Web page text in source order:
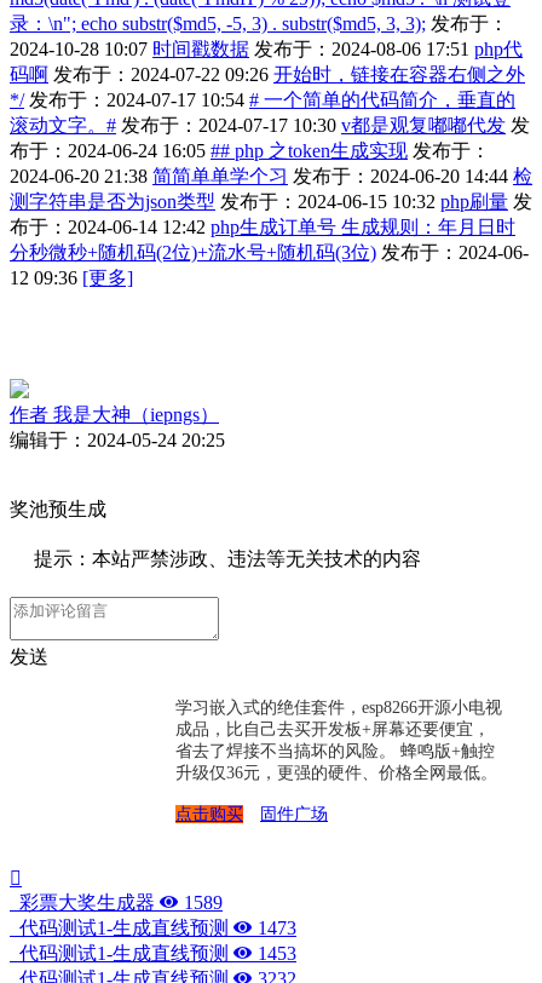
录：\n"; echo substr($md5, -5, 3) . substr($md5, 3, 3); 发布于：
2024-10-28 10:07 时间戳数据 发布于：2024-08-06 17:51 php代
码啊 发布于：2024-07-22 09:26 开始时，链接在容器右侧之外
*/ 发布于：2024-07-17 10:54 # 一个简单的代码简介，垂直的
滚动文字。# 发布于：2024-07-17 10:30 v都是观复嘟嘟代发 发
布于：2024-06-24 16:05 ## php 之token生成实现 发布于：
2024-06-20 21:38 简简单单学个习 发布于：2024-06-20 14:44 检
测字符串是否为json类型 发布于：2024-06-15 10:32 php刷量 发
布于：2024-06-14 12:42 php生成订单号 生成规则：年月日时
分秒微秒+随机码(2位)+流水号+随机码(3位) 发布于：2024-06-
12 09:36 [更多]
作者 我是大神（iepngs）
编辑于：2024-05-24 20:25
奖池预生成
提示：本站严禁涉政、违法等无关技术的内容
发送
学习嵌入式的绝佳套件，esp8266开源小电视
成品，比自己去买开发板+屏幕还要便宜，
省去了焊接不当搞坏的风险。 蜂鸣版+触控
升级仅36元，更强的硬件、价格全网最低。
点击购买 固件广场
彩票大奖生成器
1589
代码测试1-生成直线预测
1473
代码测试1-生成直线预测
1453